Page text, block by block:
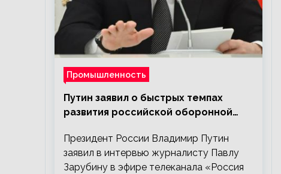
Промышленность
Путин заявил о быстрых темпах
развития российской оборонной
Президент России Владимир Путин
заявил в интервью журналисту Павлу
Зарубину в эфире телеканала «Россия